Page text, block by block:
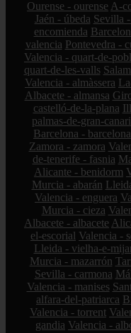
Ourense - ourense A-
Jaén - úbeda Sevilla
encomienda
valencia Pontevedra -
Valencia - quart-de-
quart-de-les-valls
Valencia - almàssera
Albacete - almansa
castelló-de-la-plana
palmas-de-gran-
Barcelona - barcelona
Zamora - zamora
de-tenerife - fasnia
Alicante - benidorm
Murcia - abarán
Valencia - enguera
Murcia - cieza
Albacete - albacete
el-escorial Valencia -
Lleida - vielha-e-
Murcia - mazarrón
Sevilla - carmona
Valencia - manises
alfara-del-patriarca
Valencia - torrent
gandia Valencia -